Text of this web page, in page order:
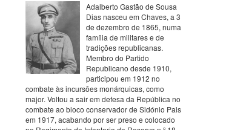
Adalberto Gastão de Sousa
Dias nasceu em Chaves, a 3
de dezembro de 1865, numa
família de militares e de
tradições republicanas.
Membro do Partido
Republicano desde 1910,
participou em 1912 no
combate às incursões monárquicas, como
major. Voltou a sair em defesa da República no
combate ao bloco conservador de Sidónio Pais
em 1917, acabando por ser preso e colocado